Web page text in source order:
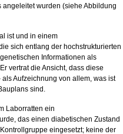
wurden (siehe Abbildung
ist und in einem
sich entlang der hochstrukturierten
Informationen als
vertrat die Ansicht, dass diese
Aufzeichnung von allem, was ist
sind.
Laborratten ein
das einen diabetischen Zustand
eingesetzt; keine der